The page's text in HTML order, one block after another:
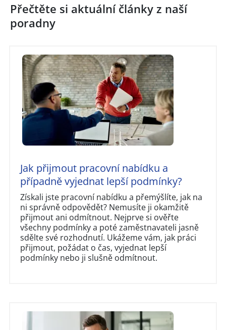
Přečtěte si aktuální články z naší
poradny
Jak přijmout pracovní nabídku a
případně vyjednat lepší podmínky?
Získali jste pracovní nabídku a přemýšlíte, jak na
ni správně odpovědět? Nemusíte ji okamžitě
přijmout ani odmítnout. Nejprve si ověřte
všechny podmínky a poté zaměstnavateli jasně
sdělte své rozhodnutí. Ukážeme vám, jak práci
přijmout, požádat o čas, vyjednat lepší
podmínky nebo ji slušně odmítnout.